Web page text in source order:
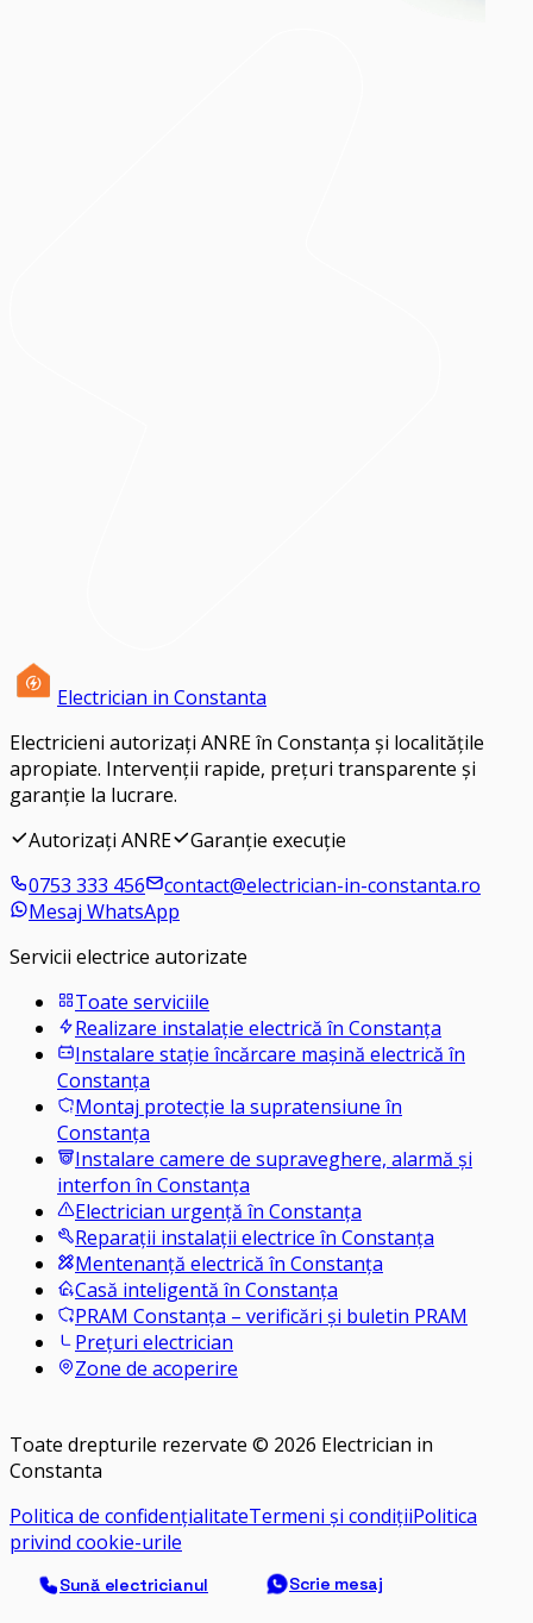
Electrician in Constanta
Electricieni autorizați ANRE în Constanța și localitățile
apropiate. Intervenții rapide, prețuri transparente și
garanție la lucrare.
Autorizați ANRE
Garanție execuție
0753 333 456
contact@electrician-in-constanta.ro
Mesaj WhatsApp
Servicii electrice autorizate
Toate serviciile
Realizare instalație electrică în Constanța
Instalare stație încărcare mașină electrică în
Constanța
Montaj protecție la supratensiune în
Constanța
Instalare camere de supraveghere, alarmă și
interfon în Constanța
Electrician urgență în Constanța
Reparații instalații electrice în Constanța
Mentenanță electrică în Constanța
Casă inteligentă în Constanța
PRAM Constanța – verificări și buletin PRAM
Prețuri electrician
Zone de acoperire
Toate drepturile rezervate © 2026 Electrician in
Constanta
Politica de confidențialitateTermeni și condițiiPolitica
privind cookie-urile
Sună electricianul Scrie mesaj